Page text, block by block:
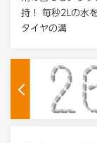
持！ 毎秒2Lの水
タイヤの溝